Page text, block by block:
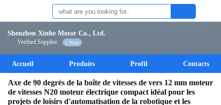
Shenzhen Xinhe Motor Co., Ltd.
Verified Supplier 1 Years
Accueil Produits Profil Contacts
Axe de 90 degrés de la boîte de vitesses de vers 12 mm moteur
de vitesses N20 moteur électrique compact idéal pour les
projets de loisirs d'automatisation de la robotique et les